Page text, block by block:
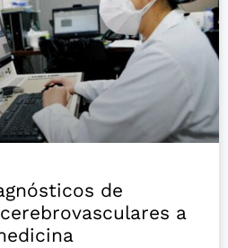
de
a